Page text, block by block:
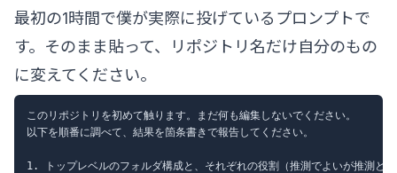
最初の1時間で僕が実際に投げているプロンプトで
す。そのまま貼って、リポジトリ名だけ自分のもの
に変えてください。
このリポジトリを初めて触ります。まだ何も編集しないでください。
以下を順番に調べて、結果を箇条書きで報告してください。
1. トップレベルのフォルダ構成と、それぞれの役割（推測でよいが推測と